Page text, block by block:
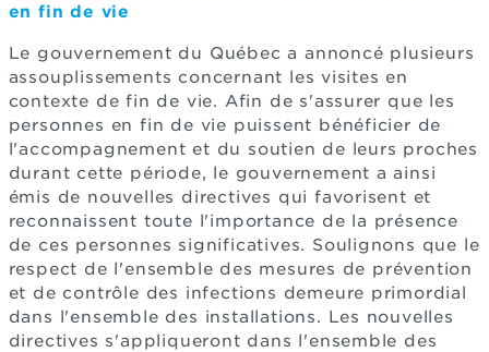
en fin de vie
Le gouvernement du Québec a annoncé plusieurs
assouplissements concernant les visites en
contexte de fin de vie. Afin de s'assurer que les
personnes en fin de vie puissent bénéficier de
l'accompagnement et du soutien de leurs proches
durant cette période, le gouvernement a ainsi
émis de nouvelles directives qui favorisent et
reconnaissent toute l'importance de la présence
de ces personnes significatives. Soulignons que le
respect de l'ensemble des mesures de prévention
et de contrôle des infections demeure primordial
dans l'ensemble des installations. Les nouvelles
directives s'appliqueront dans l'ensemble des